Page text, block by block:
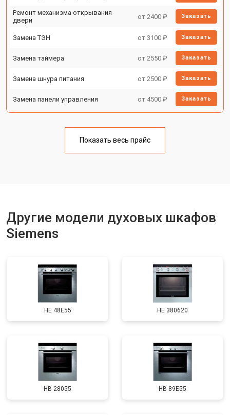
Ремонт механизма открывания
двери
от 2400 ₽ Заказать
Замена ТЭН от 3100 ₽ Заказать
Замена таймера от 2550 ₽ Заказать
Замена шнура питания от 2500 ₽ Заказать
Замена панели управления от 4500 ₽ Заказать
Показать весь прайс
Другие модели духовых шкафов
Siemens
HE 48E55 HE 380620
HB 28055 HB 89E55